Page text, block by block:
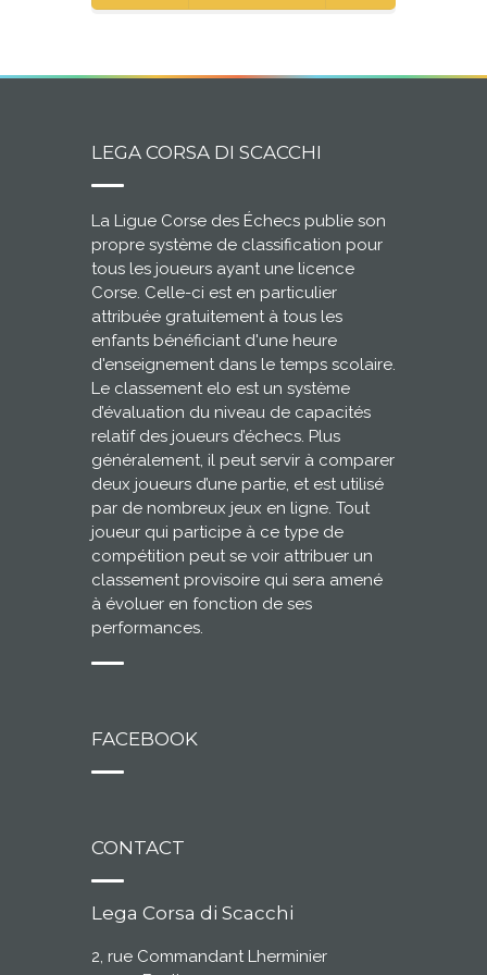
LEGA CORSA DI SCACCHI
La Ligue Corse des Échecs publie son
propre système de classification pour
tous les joueurs ayant une licence
Corse. Celle-ci est en particulier
attribuée gratuitement à tous les
enfants bénéficiant d'une heure
d'enseignement dans le temps scolaire.
Le classement elo est un système
d’évaluation du niveau de capacités
relatif des joueurs d’échecs. Plus
généralement, il peut servir à comparer
deux joueurs d’une partie, et est utilisé
par de nombreux jeux en ligne. Tout
joueur qui participe à ce type de
compétition peut se voir attribuer un
classement provisoire qui sera amené
à évoluer en fonction de ses
performances.
FACEBOOK
CONTACT
Lega Corsa di Scacchi
2, rue Commandant Lherminier